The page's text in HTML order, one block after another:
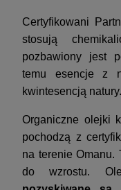
Certyfikowani
stosują
pozbawiony jest
temu esencje z
kwintesencją natury.
Organiczne olejki
pochodzą z
na terenie Omanu.
do wzrostu.